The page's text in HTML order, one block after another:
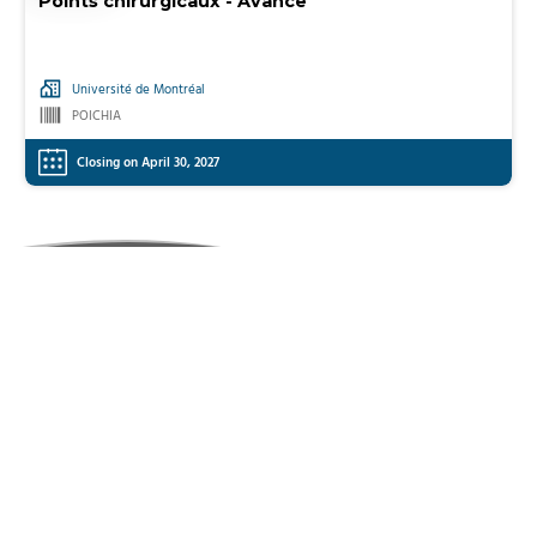
Université de Montréal
POICHIA
Closing on April 30, 2027